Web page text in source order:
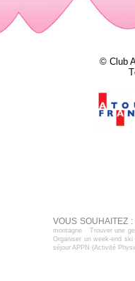
© Club
VOUS SOUHAITEZ :
montagne
Trouver une
Organiser un week-end ski
séjour APPN (Activité